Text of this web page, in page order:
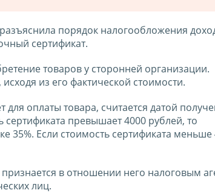
порядок налогообложения
сертификат.
товаров у сторонней организации.
из его фактической стоимости.
оплаты товара, считается датой
превышает 4000 рублей, то
35%. Если стоимость сертификата меньше
в отношении него налоговым
лиц.